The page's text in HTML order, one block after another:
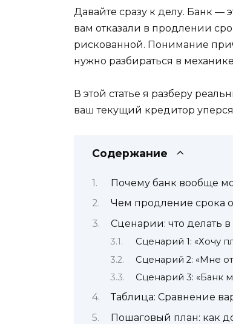
Давайте сразу к делу. Банк —
вам отказали в продлении
рискованной. Понимание
нужно разбираться в
В этой статье я разберу
ваш текущий кредитор
Содержание
Почему банк вообще
Чем продление срока
Сценарии: что делать
Сценарий 1: «Хочу
Сценарий 2: «Мне
Сценарий 3: «Банк
Таблица: Сравнение
Пошаговый план: как